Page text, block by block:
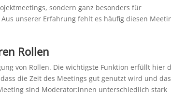
sondern ganz besonders für
unserer Erfahrung fehlt es häufig diesen
Rollen
von Rollen. Die wichtigste Funktion erfüllt hier
die Zeit des Meetings gut genutzt wird und das
sind Moderator:innen unterschiedlich stark